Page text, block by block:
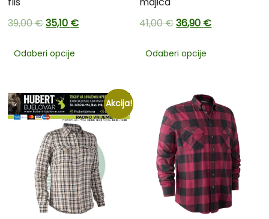
39,00€35,10 €
Odaberi opcije
41,00€36,90 €
Odaberi opcije
Akcija!